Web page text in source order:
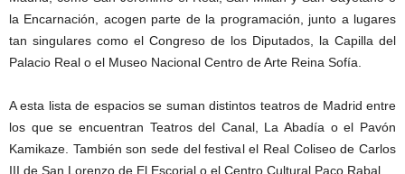
la Encarnación, acogen parte de la programación, junto a lugares
tan singulares como el Congreso de los Diputados, la Capilla del
Palacio Real o el Museo Nacional Centro de Arte Reina Sofía.
A esta lista de espacios se suman distintos teatros de Madrid entre
los que se encuentran Teatros del Canal, La Abadía o el Pavón
Kamikaze. También son sede del festival el Real Coliseo de Carlos
III de San Lorenzo de El Escorial o el Centro Cultural Paco Rabal.